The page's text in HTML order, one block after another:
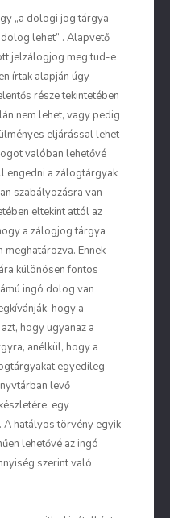
„a dologi jog tárgya
lehet” . Alapvető
jelzálogjog meg tud-e
írtak alapján úgy
része tekintetében
nem lehet, vagy pedig
eljárással lehet
valóban lehetővé
engedni a zálogtárgyak
szabályozásra van
eltekint attól az
a zálogjog tárgya
Ennek
különösen fontos
ingó dolog van
hogy a
hogy ugyanaz a
anélkül, hogy a
egyedileg
levő
egy
A hatályos törvény egyik
lehetővé az ingó
szerint való